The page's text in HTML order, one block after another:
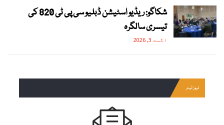
شکاگو: ریڈیو اسٹیشن ڈبلیو سی پی ٹی 820 کی
تیسری سالگرہ
اگست 3, 2026
نیوز لیٹر